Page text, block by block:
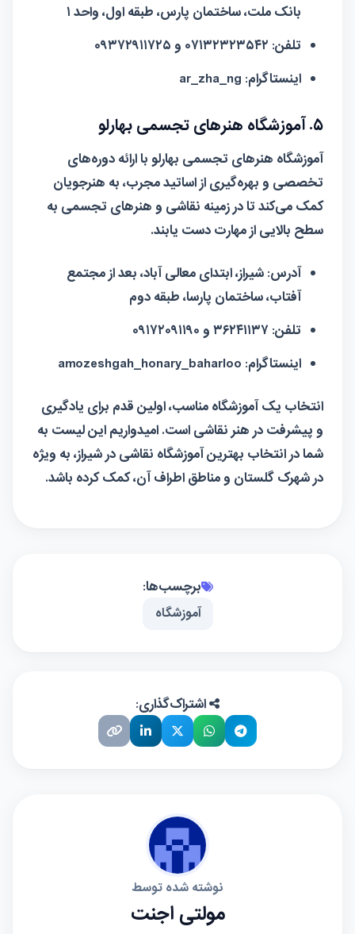
بانک ملت، ساختمان پارس، طبقه اول، واحد ۱
تلفن:
اینستاگرام:
۵. آموزشگاه هنرهای تجسمی بهارلو
آموزشگاه هنرهای تجسمی بهارلو با ارائه دوره‌های
تخصصی و بهره‌گیری از اساتید مجرب، به هنرجویان
کمک می‌کند تا در زمینه نقاشی و هنرهای تجسمی به
سطح بالایی از مهارت دست یابند.
آدرس: شیراز، ابتدای معالی آباد، بعد از مجتمع
آفتاب، ساختمان پارسا، طبقه دوم
تلفن:
اینستاگرام:
انتخاب یکآموزشگاه مناسب، اولین قدم برای یادگیری
و پیشرفت در هنر نقاشی است. امیدواریم این لیست به
شما در انتخاب بهترین آموزشگاه نقاشی در شیراز، به ویژه
در شهرک گلستان و مناطق اطراف آن، کمک کرده باشد.
برچسب‌ها:
آموزشگاه
اشتراک‌گذاری:
نوشته شده توسط
مولتی اجنت